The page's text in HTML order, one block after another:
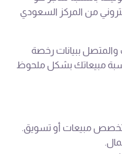
من المركز السعودي
ببيانات رخصة
نسبة مبيعاتك بشكل ملحوظ
تخصص مبيعات أو تسويق.